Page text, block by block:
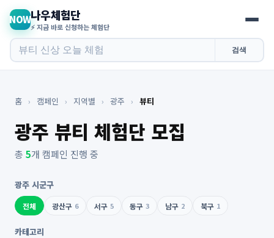
NOW나우체험단
⚡ 지금 바로 신청하는 체험단
검색
홈 › 캠페인 › 지역별 › 광주 › 뷰티
광주 뷰티 체험단 모집
총 5개 캠페인 진행 중
광주 시군구
전체 광산구 6 서구 5 동구 3 남구 2 북구 1
카테고리